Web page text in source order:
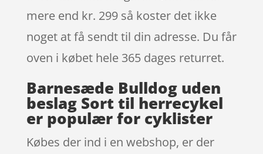
mere end kr. 299 så koster det ikke
noget at få sendt til din adresse. Du får
oven i købet hele 365 dages returret.
Barnesæde Bulldog uden
beslag Sort til herrecykel
er populær for cyklister
Købes der ind i en webshop, er der